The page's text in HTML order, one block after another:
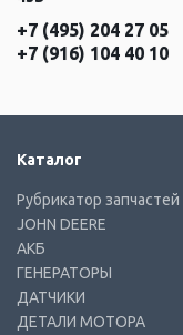
+7 (495) 204 27 05
+7 (916) 104 40 10
Каталог
Рубрикатор запчастей
JOHN DEERE
АКБ
ГЕНЕРАТОРЫ
ДАТЧИКИ
ДЕТАЛИ МОТОРА